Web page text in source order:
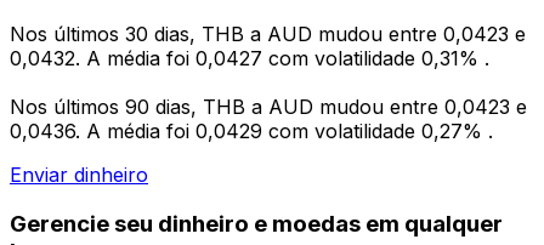
Nos últimos 30 dias, THB a AUD mudou entre 0,0423 e
0,0432. A média foi 0,0427 com volatilidade 0,31% .
Nos últimos 90 dias, THB a AUD mudou entre 0,0423 e
0,0436. A média foi 0,0429 com volatilidade 0,27% .
Enviar dinheiro
Gerencie seu dinheiro e moedas em qualquer